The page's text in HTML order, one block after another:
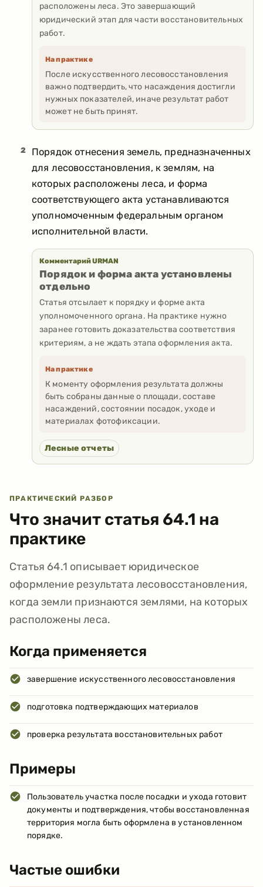
расположены леса. Это завершающий
юридический этап для части восстановительных
работ.
На практике
После искусственного лесовосстановления
важно подтвердить, что насаждения достигли
нужных показателей, иначе результат работ
может не быть принят.
2
Порядок отнесения земель, предназначенных
для лесовосстановления, к землям, на
которых расположены леса, и форма
соответствующего акта устанавливаются
уполномоченным федеральным органом
исполнительной власти.
Комментарий URMAN
Порядок и форма акта установлены
отдельно
Статья отсылает к порядку и форме акта
уполномоченного органа. На практике нужно
заранее готовить доказательства соответствия
критериям, а не ждать этапа оформления акта.
На практике
К моменту оформления результата должны
быть собраны данные о площади, составе
насаждений, состоянии посадок, уходе и
материалах фотофиксации.
Лесные отчеты
ПРАКТИЧЕСКИЙ РАЗБОР
Что значит статья 64.1 на
практике
Статья 64.1 описывает юридическое
оформление результата лесовосстановления,
когда земли признаются землями, на которых
расположены леса.
Когда применяется
завершение искусственного лесовосстановления
подготовка подтверждающих материалов
проверка результата восстановительных работ
Примеры
Пользователь участка после посадки и ухода готовит
документы и подтверждения, чтобы восстановленная
территория могла быть оформлена в установленном
порядке.
Частые ошибки